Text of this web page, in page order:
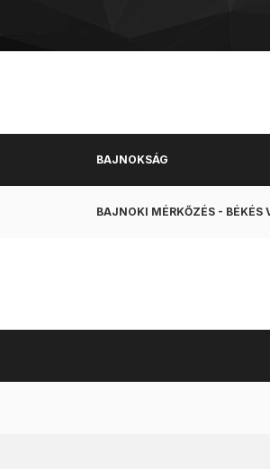
BAJNOKSÁG
BAJNOKI MÉRKŐZÉS -